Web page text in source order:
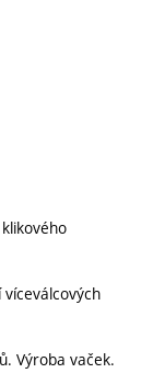
Výroba vaček.